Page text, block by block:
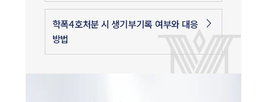
학폭4호처분 시 생기부기록 여부와 대응
방법